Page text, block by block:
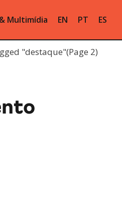
Multimídia EN PT ES
"destaque"(Page 2)